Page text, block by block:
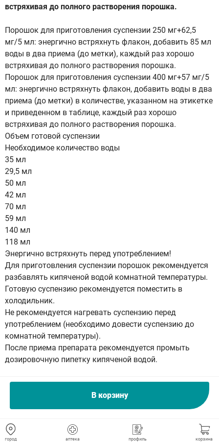
город аптека профиль корзина
В корзину
встряхивая до полного растворения порошка.
Порошок для приготовления суспензии 250 мг+62,5
мг/5 мл: энергично встряхнуть флакон, добавить 85 мл
воды в два приема (до метки), каждый раз хорошо
встряхивая до полного растворения порошка.
Порошок для приготовления суспензии 400 мг+57 мг/5
мл: энергично встряхнуть флакон, добавить воды в два
приема (до метки) в количестве, указанном на этикетке
и приведенном в таблице, каждый раз хорошо
встряхивая до полного растворения порошка.
Объем готовой суспензии
Необходимое количество воды
35 мл
29,5 мл
50 мл
42 мл
70 мл
59 мл
140 мл
118 мл
Энергично встряхнуть перед употреблением!
Для приготовления суспензии порошок рекомендуется
разбавлять кипяченой водой комнатной температуры.
Готовую суспензию рекомендуется поместить в
холодильник.
Не рекомендуется нагревать суспензию перед
употреблением (необходимо довести суспензию до
комнатной температуры).
После приема препарата рекомендуется промыть
дозировочную пипетку кипяченой водой.
Побочное действие
По данным всемирной организации здравоохранения
соответствии с их частотой развития следующим